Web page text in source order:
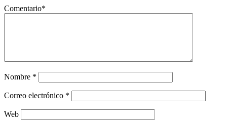
Comentario*
Nombre *
Correo electrónico *
Web